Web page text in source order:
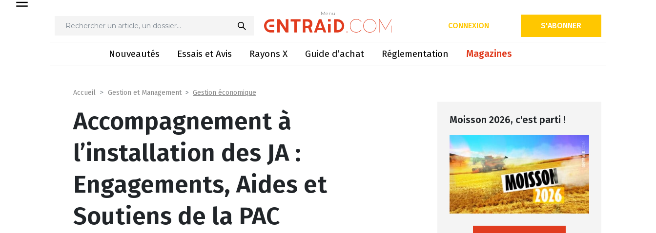
Menu
CONNEXION S'ABONNER
Nouveautés Essais et Avis Rayons X Guide d’achat Réglementation Magazines
Menu
Accompagnement à l’installation des JA : Engagements, Aides et Soutiens de la PAC
Accueil Gestion et Management Gestion économique
Accompagnement à
l’installation des JA :
Engagements, Aides et
Soutiens de la PAC
Moisson 2026, c'est parti !